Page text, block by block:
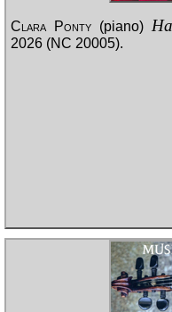
Clara Ponty (piano)
2026 (NC 20005).